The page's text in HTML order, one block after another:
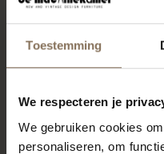
Toestemming
We respecteren je
We gebruiken cookies
personaliseren, om